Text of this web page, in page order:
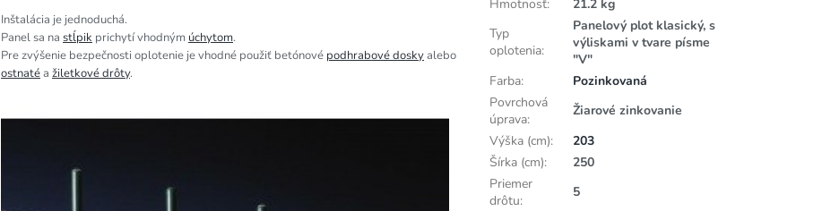
Inštalácia je jednoduchá.
Panel sa na stĺpik prichytí vhodným úchytom.
Pre zvýšenie bezpečnosti oplotenie je vhodné použiť betónové podhrabové doskyalebo
ostnatéa žiletkové drôty.
Hmotnosť:
21.2 kg
Typ
oplotenia:
Panelový plot klasický, s
výliskami v tvare písme
"V"
Farba:
Pozinkovaná
Povrchová
úprava:
Žiarové zinkovanie
Výška (cm):
203
Šírka (cm):
250
Priemer
drôtu:
5